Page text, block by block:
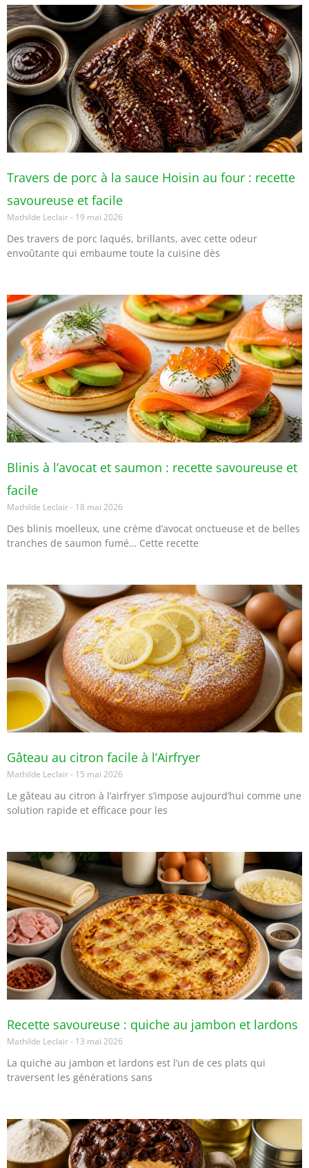
Travers de porc à la sauce Hoisin au four : recette
savoureuse et facile
Mathilde Leclair 19 mai 2026
Des travers de porc laqués, brillants, avec cette odeur
envoûtante qui embaume toute la cuisine dès
Blinis à l’avocat et saumon : recette savoureuse et
facile
Mathilde Leclair 18 mai 2026
Des blinis moelleux, une crème d’avocat onctueuse et de belles
tranches de saumon fumé… Cette recette
Gâteau au citron facile à l’Airfryer
Mathilde Leclair 15 mai 2026
Le gâteau au citron à l’airfryer s’impose aujourd’hui comme une
solution rapide et efficace pour les
Recette savoureuse : quiche au jambon et lardons
Mathilde Leclair 13 mai 2026
La quiche au jambon et lardons est l’un de ces plats qui
traversent les générations sans